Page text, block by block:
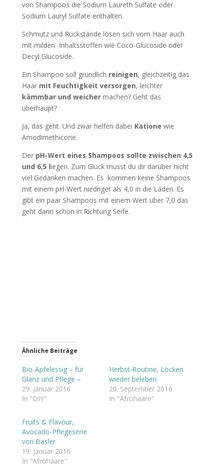
von Shampoos die Sodium Laureth Sulfate oder
Sodium Lauryl Sulfate enthalten.
Schmutz und Rückstände lösen sich vom Haar auch
mit milden Inhaltsstoffen wie Coco-Glucoside oder
Decyl Glucoside.
Ein Shampoo soll gründlich reinigen, gleichzeitig das
Haar mit Feuchtigkeit versorgen, leichter
kämmbar und weicher machen? Geht das
überhaupt?
Ja, das geht. Und zwar helfen dabei Katione wie
Amodimethicone.
Der pH-Wert eines Shampoos sollte zwischen 4,5
und 6,5 liegen. Zum Glück musst du dir darüber nicht
viel Gedanken machen. Es kommen keine Shampoos
mit einem pH-Wert niedriger als 4,0 in die Läden. Es
gibt ein paar Shampoos mit einem Wert über 7,0 das
geht dann schon in Richtung Seife.
Ähnliche Beiträge
Bio-Apfelessig – für
Glanz und Pflege –
29. Januar 2016
In "DIY"
Herbst-Routine, Locken
wieder beleben
20. September 2016
In "Afrohaare"
Fruits & Flavour,
Avocado-Pflegeserie
von Basler
19. Januar 2016
In "Afrohaare"